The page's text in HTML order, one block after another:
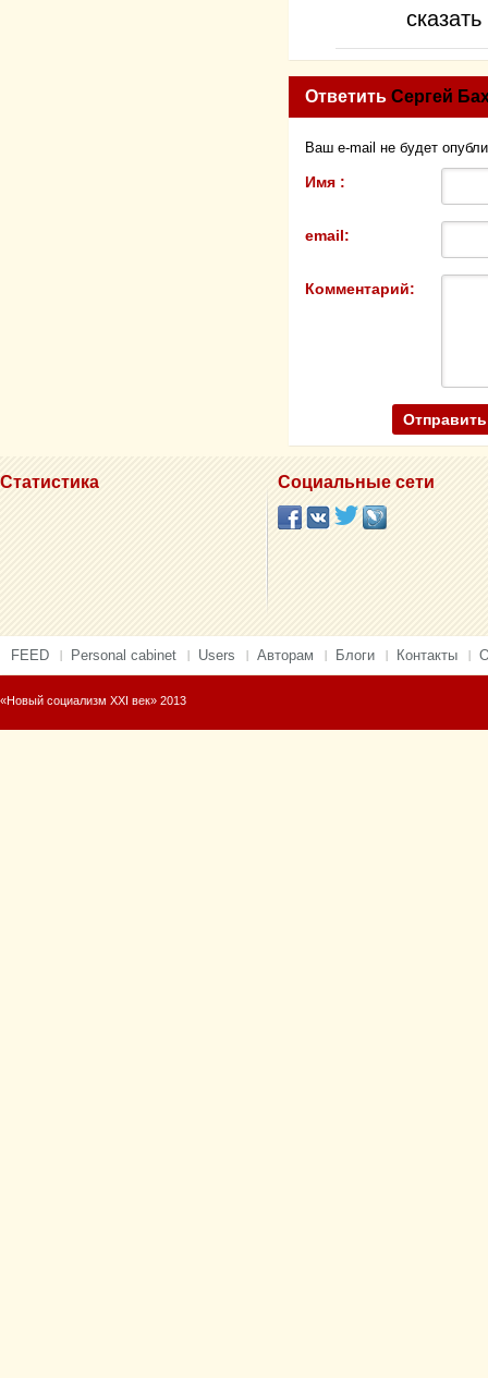
Ответить Сергей
Ваш e-mail не будет
Имя :
email:
Комментарий:
Статистика Социальные сети
FEED Personal cabinet Users Авторам Блоги Контакты
«Новый социализм XXI век» 2013